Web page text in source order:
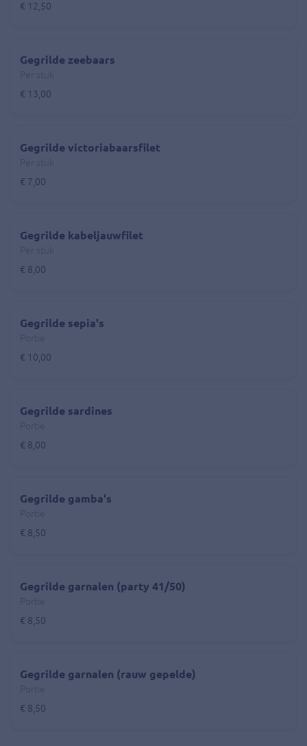
€ 12,50
Gegrilde zeebaars
€ 13,00
Gegrilde victoriabaarsfilet
€ 7,00
Gegrilde kabeljauwfilet
€ 8,00
Gegrilde sepia's
€ 10,00
Gegrilde sardines
€ 8,00
Gegrilde gamba's
€ 8,50
Gegrilde garnalen (party 41/50)
€ 8,50
Gegrilde garnalen (rauw gepelde)
€ 8,50